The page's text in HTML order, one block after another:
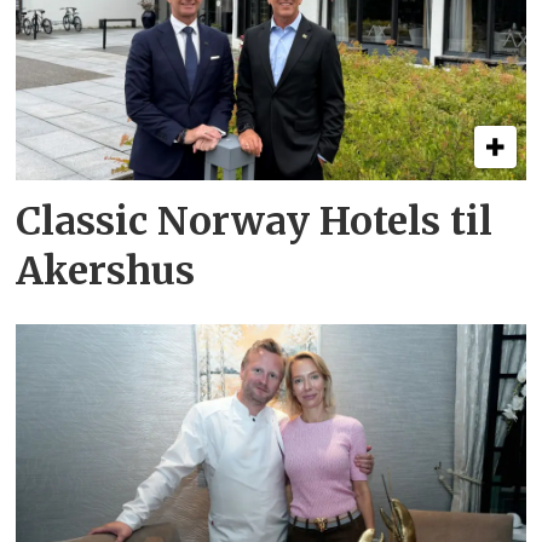
Classic Norway Hotels til
Akershus